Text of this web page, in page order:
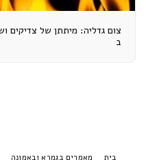
צום גדליה: מיתתן של
ב
בית מאמרים בגמרא ובאמונה